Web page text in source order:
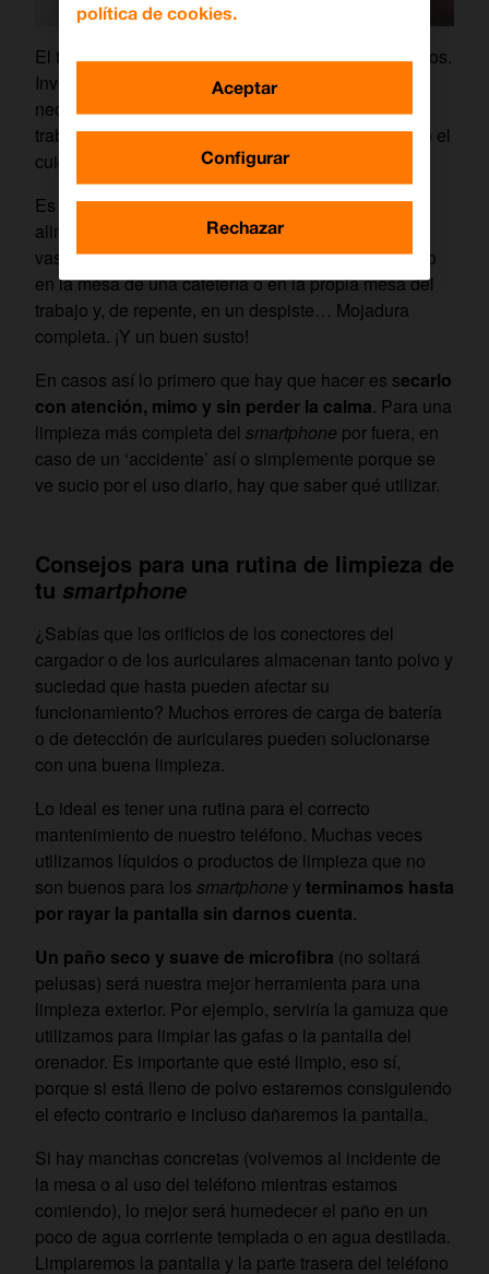
El teléfono móvil es uno de nuestros mayores tesoros.
Invertimos tiempo y dinero en su compra, y lo
necesitamos para muchísimas cosas hasta para
trabajar. Pero, sin embargo, no tenemos con él todo el
cuidado que podemos tener.
Es muy común el dejar el teléfono al lado de
alimentos o de bebidas como café, té caliente o un
vaso de agua. Cuántas veces lo habremos apoyado
en la mesa de una cafetería o en la propia mesa del
trabajo y, de repente, en un despiste… Mojadura
completa. ¡Y un buen susto!
En casos así lo primero que hay que hacer es secarlo
con atención, mimo y sin perder la calma. Para una
limpieza más completa del smartphone por fuera, en
caso de un ‘accidente’ así o simplemente porque se
ve sucio por el uso diario, hay que saber qué utilizar.
Consejos para una rutina de limpieza de
tu smartphone
¿Sabías que los orificios de los conectores del
cargador o de los auriculares almacenan tanto polvo y
suciedad que hasta pueden afectar su
funcionamiento? Muchos errores de carga de batería
o de detección de auriculares pueden solucionarse
con una buena limpieza.
Lo ideal es tener una rutina para el correcto
mantenimiento de nuestro teléfono. Muchas veces
utilizamos líquidos o productos de limpieza que no
son buenos para los smartphone y terminamos hasta
por rayar la pantalla sin darnos cuenta.
Un paño seco y suave de microfibra (no soltará
pelusas) será nuestra mejor herramienta para una
limpieza exterior. Por ejemplo, serviría la gamuza que
utilizamos para limpiar las gafas o la pantalla del
orenador. Es importante que esté limpio, eso sí,
porque si está lleno de polvo estaremos consiguiendo
el efecto contrario e incluso dañaremos la pantalla.
Si hay manchas concretas (volvemos al incidente de
la mesa o al uso del teléfono mientras estamos
comiendo), lo mejor será humedecer el paño en un
poco de agua corriente templada o en agua destilada.
Limpiaremos la pantalla y la parte trasera del teléfono
política de cookies.
Configurar
Rechazar
Aceptar